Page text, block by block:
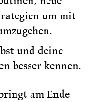
um mit
und deine
besser kennen.
am Ende